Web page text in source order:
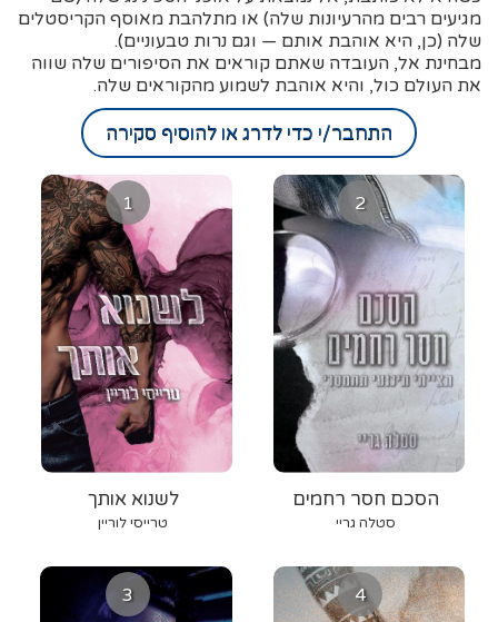
מגיעים רבים מהרעיונות שלה) או מתלהבת מאוסף הקריסטלים
שלה (כן, היא אוהבת אותם — וגם נרות טבעוניים).
מבחינת אל, העובדה שאתם קוראים את הסיפורים שלה שווה
את העולם כול, והיא אוהבת לשמוע מהקוראים שלה.
התחבר/י כדי לדרג או להוסיף סקירה
1
לשנוא אותך
טרייסי לוריין
2
הסכם חסר רחמים
סטלה גריי
3 4